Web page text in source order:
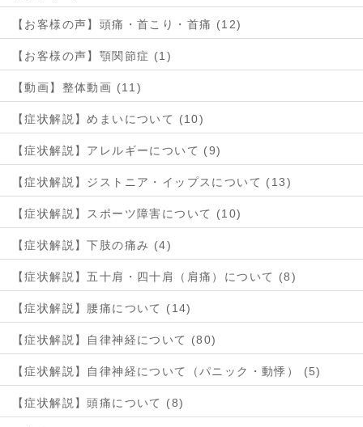
【お客様の声】頭痛・首こり・首痛 (12)
【お客様の声】顎関節症 (1)
【動画】整体動画 (11)
【症状解説】めまいについて (10)
【症状解説】アレルギーについて (9)
【症状解説】ジストニア・イップスについて (13)
【症状解説】スポーツ障害について (10)
【症状解説】下肢の痛み (4)
【症状解説】五十肩・四十肩（肩痛）について (8)
【症状解説】腰痛について (14)
【症状解説】自律神経について (80)
【症状解説】自律神経について（パニック・動悸） (5)
【症状解説】頭痛について (8)